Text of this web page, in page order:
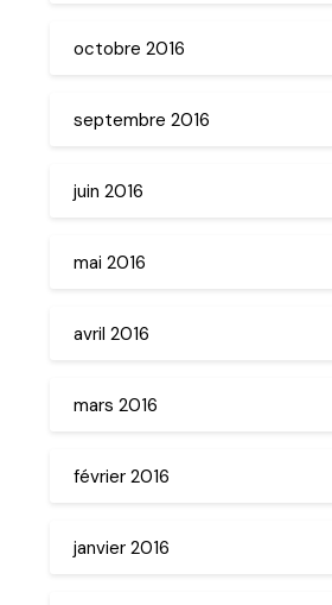
octobre 2016
septembre 2016
juin 2016
mai 2016
avril 2016
mars 2016
février 2016
janvier 2016